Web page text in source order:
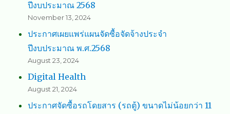
ปีงบประมาณ 2568
November 13, 2024
ประกาศเผยแพร่แผนจัดซื้อจัดจ้างประจำ
ปีงบประมาณ พ.ศ.2568
August 23, 2024
Digital Health
August 21, 2024
ประกาศจัดซื้อรถโดยสาร (รถตู้) ขนาดไม่น้อยกว่า 11